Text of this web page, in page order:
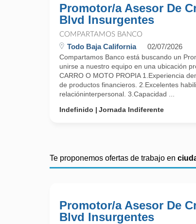
Promotor/a Asesor De
Blvd Insurgentes
COMPARTAMOS BANCO
Todo Baja California 02/07/2026
Compartamos Banco está buscando un
unirse a nuestro equipo en una ubicación
CARRO O MOTO PROPIA 1.Experiencia
de productos financieros. 2.Excelentes
relacióninterpersonal. 3.Capacidad ...
Indefinido
Jornada Indiferente
Te proponemos ofertas de trabajo en
Promotor/a Asesor De
Blvd Insurgentes